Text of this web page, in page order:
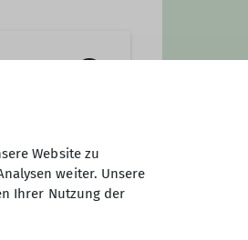
Website zu
weiter. Unsere
Ihrer Nutzung der